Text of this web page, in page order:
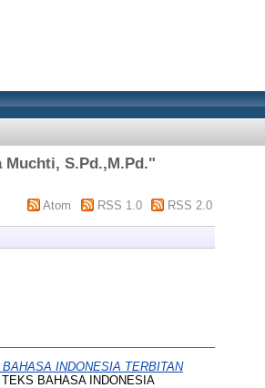
S.Pd.,M.Pd."
Atom RSS 1.0 RSS 2.0
INDONESIA TERBITAN
BAHASA INDONESIA